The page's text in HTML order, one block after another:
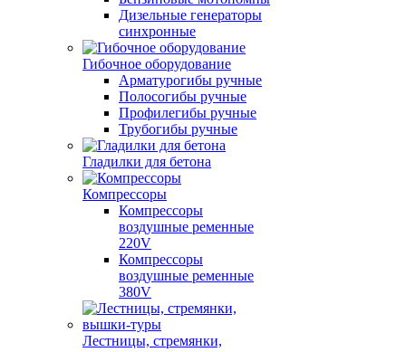
Дизельные генераторы
синхронные
Гибочное оборудование
Арматурогибы ручные
Полосогибы ручные
Профилегибы ручные
Трубогибы ручные
Гладилки для бетона
Компрессоры
Компрессоры
воздушные ременные
220V
Компрессоры
воздушные ременные
380V
Лестницы, стремянки,